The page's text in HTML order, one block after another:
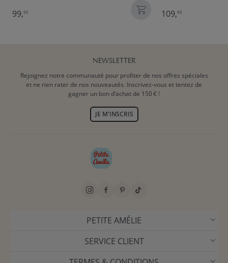
99,95 109,95
NEWSLETTER
Rejoignez notre communauté pour profiter de nos offres spéciales
et ne rien rater de nos nouveautés. Inscrivez-vous et tentez de
gagner un bon d’achat de 150 € !
JE M'INSCRIS
PETITE AMÉLIE
SERVICE CLIENT